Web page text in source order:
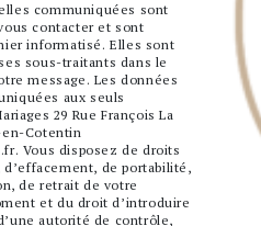
communiquées sont
contacter et sont
informatisé. Elles sont
sous-traitants dans le
message. Les données
aux seuls
29 Rue François La
en-Cotentin
Vous disposez de droits
de portabilité,
de retrait de votre
et du droit d’introduire
autorité de contrôle,